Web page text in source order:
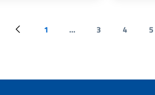
Pagina precedente
Prima pagina
1 …
Page
3
Page
4 5